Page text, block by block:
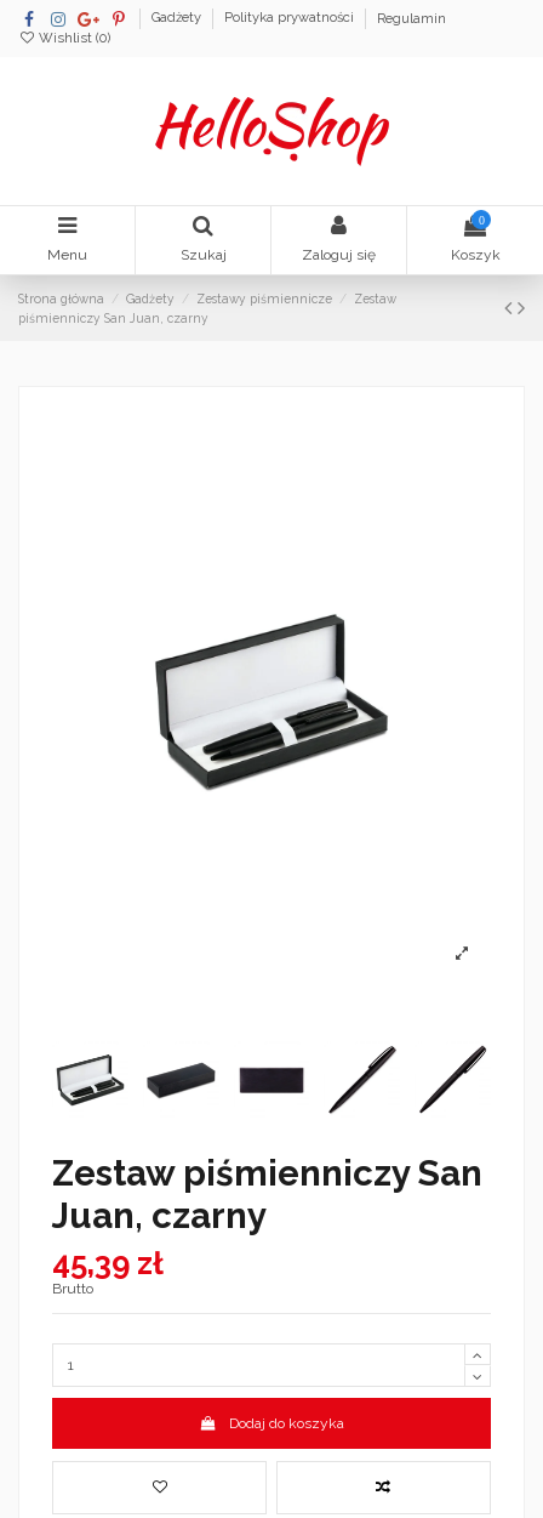
Gadżety Polityka prywatności
Regulamin
Wishlist (0)
Menu Szukaj Zaloguj się
0
Koszyk
Strona główna Gadżety Zestawy piśmiennicze
Zestaw
piśmienniczy San Juan, czarny
Zestaw piśmienniczy San
Juan, czarny
45,39 zł
Brutto
Dodaj do koszyka